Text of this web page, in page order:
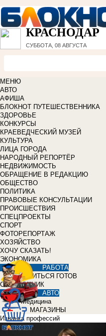
КРАСНОДАР
СУББОТА, 08 АВГУСТА
МЕНЮ
АВТО
АФИША
БЛОКНОТ ПУТЕШЕСТВЕННИКА
ЗДОРОВЬЕ
КОНКУРСЫ
КРАЕВЕДЧЕСКИЙ МУЗЕЙ
КУЛЬТУРА
ЛИЦА ГОРОДА
НАРОДНЫЙ РЕПОРТЁР
НЕДВИЖИМОСТЬ
ОБРАЩЕНИЕ В РЕДАКЦИЮ
ОБЩЕСТВО
ПОЛИТИКА
ПРАВОВЫЕ КОНСУЛЬТАЦИИ
ПРОИСШЕСТВИЯ
СПЕЦПРОЕКТЫ
СПОРТ
ФОТОРЕПОРТАЖ
ХОЗЯЙСТВО
ХОЧУ СКАЗАТЬ!
ЭКОНОМИКА
РАБОТА
УЧИТЬСЯ ГОТОВ
СПРАВОЧНИК
АВТО
Медицина
МАГАЗИНЫ
Изнанка профессий